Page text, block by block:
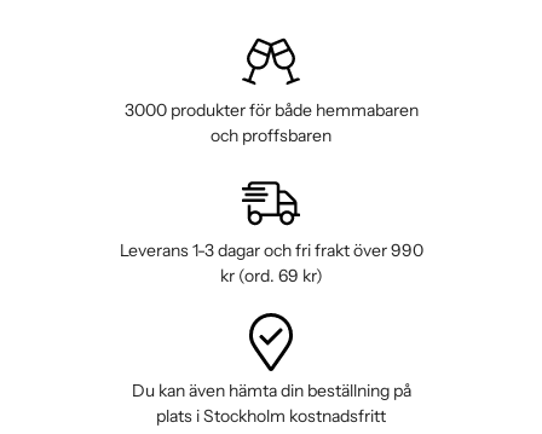
3000 produkter för både hemmabaren
och proffsbaren
Leverans 1-3 dagar och fri frakt över 990
kr (ord. 69 kr)
Du kan även hämta din beställning på
plats i Stockholm kostnadsfritt